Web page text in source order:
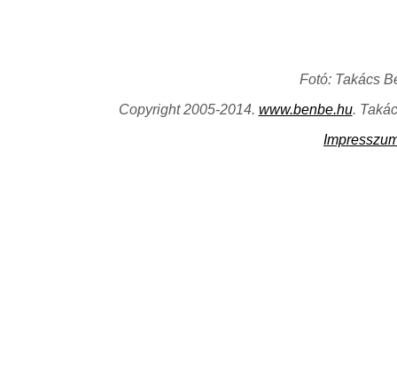
Fotó: Takács
Copyright 2005-2014. www.benbe.hu.